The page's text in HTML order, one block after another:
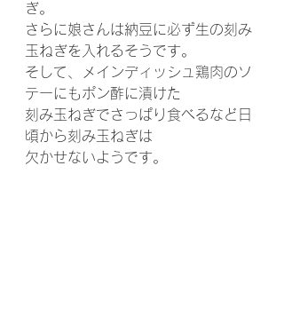
ぎ。
さらに娘さんは納豆に必ず生の刻み
玉ねぎを入れるそうです。
そして、メインディッシュ鶏肉のソ
テーにもポン酢に漬けた
刻み玉ねぎでさっぱり食べるなど日
頃から刻み玉ねぎは
欠かせないようです。